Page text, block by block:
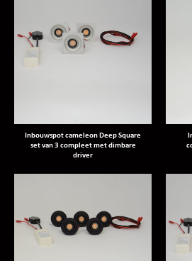
Inbouwspot cameleon Deep Square
set van 3 compleet met dimbare
driver